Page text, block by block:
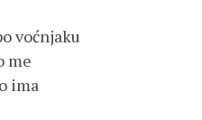
voćnjaku
me
ima